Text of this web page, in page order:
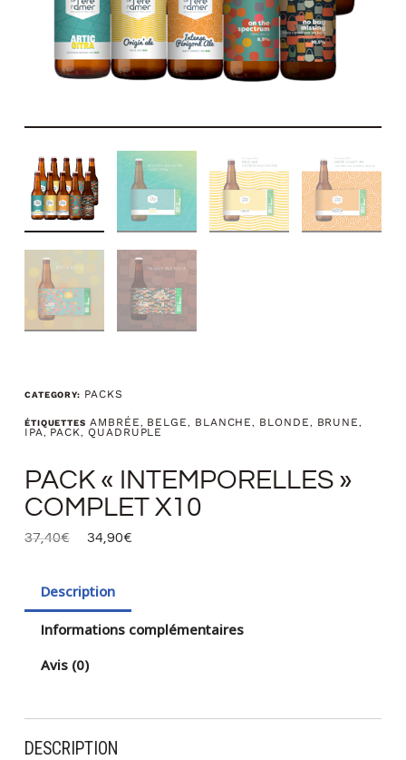
CATEGORY: PACKS
ÉTIQUETTES AMBRÉE BELGE BLANCHE BLONDE BRUNE
IPA PACK ,QUADRUPLE
PACK « INTEMPORELLES »
COMPLET X10
37,40€ 34,90€
Description
Informations complémentaires
Avis (0)
DESCRIPTION